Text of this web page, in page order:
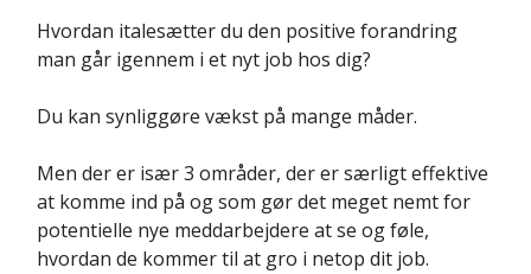
Hvordan italesætter du den positive forandring
man går igennem i et nyt job hos dig?
Du kan synliggøre vækst på mange måder.
Men der er især 3 områder, der er særligt effektive
at komme ind på og som gør det meget nemt for
potentielle nye meddarbejdere at se og føle,
hvordan de kommer til at gro i netop dit job.